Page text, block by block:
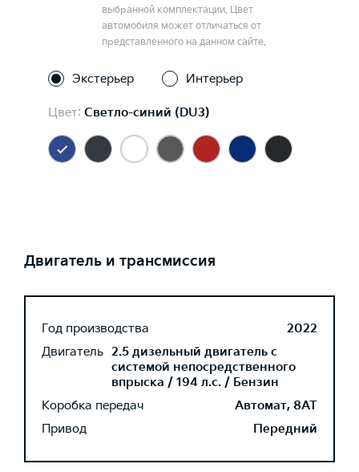
выбранной комплектации. Цвет
автомобиля может отличаться от
представленного на данном сайте.
Экстерьер Интерьер
Цвет: Светло-синий (DU3)
Двигатель и трансмиссия
Год производства
2022
Двигатель 2.5 дизельный двигатель с
системой непосредственного
впрыска / 194 л.с. / Бензин
Коробка передач
Автомат, 8AT
Привод
Передний